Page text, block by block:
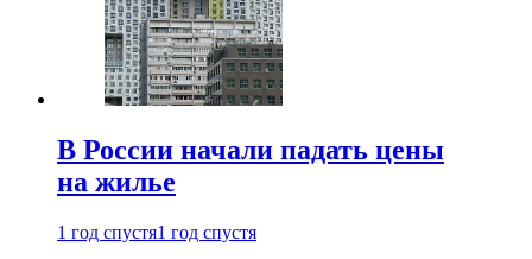
В России начали падать цены
на жилье
1 год спустя1 год спустя